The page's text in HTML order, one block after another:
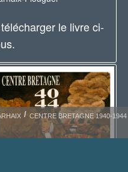
le livre ci-
CENTRE BRETAGNE 1940-1944